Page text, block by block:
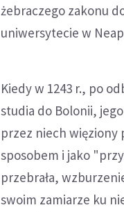
żebraczego zakonu
uniwersytecie w
Kiedy w 1243 r., po
studia do Bolonii,
przez niech więziony
sposobem i jako
przebrała,
swoim zamiarze ku